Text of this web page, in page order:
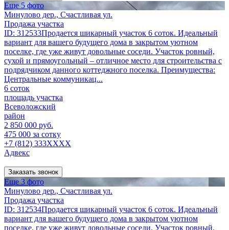
Еще 5 фото
Минулово дер., Счастливая ул.
Продажа участка
ID: 312533Продается шикарный участок 6 соток. Идеальный
вариант для вашего будущего дома в закрытом уютном
поселке, где уже живут довольные соседи. Участок ровный,
сухой и прямоугольный – отличное место для строительства с
подрядчиком данного коттеджного поселка. Преимущества:
Центральные коммуникац...
6 соток
площадь участка
Всеволожский
район
2 850 000 руб.
475 000 за сотку
+7 (812) 333XXXX
Адвекс
Заказать звонок
Еще 3 фото
Минулово дер., Счастливая ул.
Продажа участка
ID: 312534Продается шикарный участок 6 соток. Идеальный
вариант для вашего будущего дома в закрытом уютном
поселке, где уже живут довольные соседи. Участок ровный,